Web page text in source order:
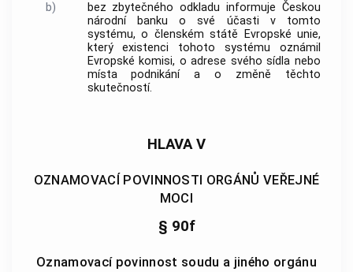
b)
bez zbytečného odkladu informuje Českou
národní banku o své účasti v tomto
systému, o členském státě Evropské unie,
který existenci tohoto systému oznámil
Evropské komisi, o adrese svého sídla nebo
místa podnikání a o změně těchto
skutečností.
HLAVA V
OZNAMOVACÍ POVINNOSTI ORGÁNŮ VEŘEJNÉ
MOCI
§ 90f
Oznamovací povinnost soudu a jiného orgánu